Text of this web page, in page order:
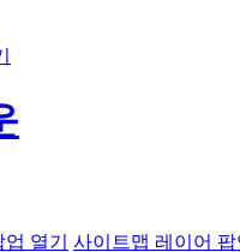
사이트맵 레이어 팝